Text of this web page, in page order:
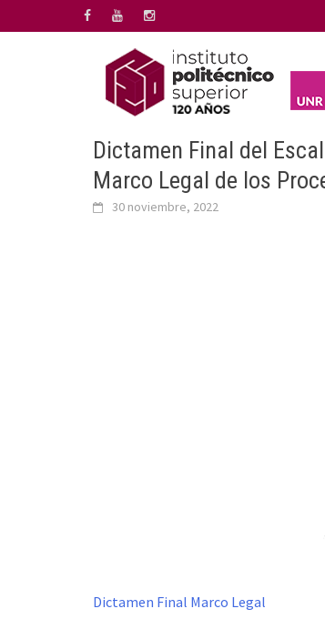
al
Dictamen Final del
Marco Legal de los
30 noviembre, 2022
Dictamen Final Marco Legal